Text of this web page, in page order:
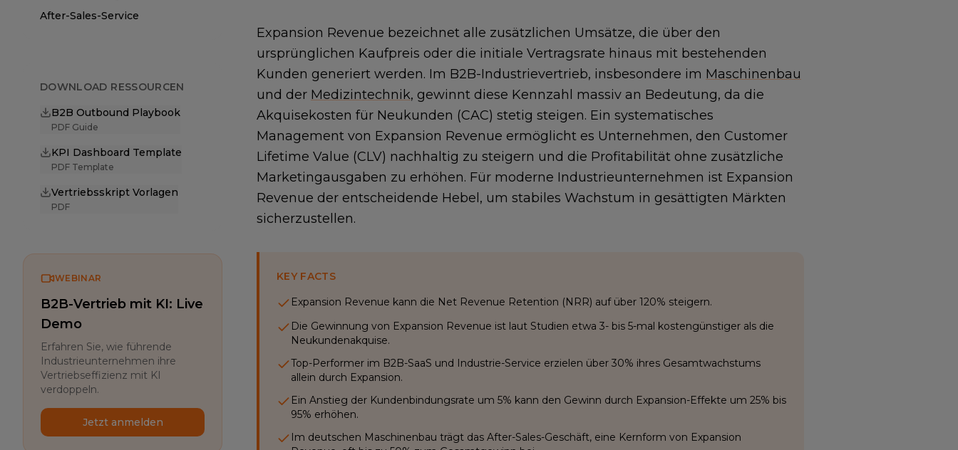
After-Sales-Service
DOWNLOAD RESSOURCEN
B2B Outbound Playbook
PDF Guide
KPI Dashboard Template
PDF Template
Vertriebsskript Vorlagen
PDF
WEBINAR
B2B-Vertrieb mit KI: Live
Demo
Erfahren Sie, wie führende
Industrieunternehmen ihre
Vertriebseffizienz mit KI
verdoppeln.
Jetzt anmelden
Expansion Revenue bezeichnet alle zusätzlichen Umsätze, die über den
ursprünglichen Kaufpreis oder die initiale Vertragsrate hinaus mit bestehenden
Kunden generiert werden. Im B2B-Industrievertrieb, insbesondere im Maschinenbau
und der Medizintechnik, gewinnt diese Kennzahl massiv an Bedeutung, da die
Akquisekosten für Neukunden (CAC) stetig steigen. Ein systematisches
Management von Expansion Revenue ermöglicht es Unternehmen, den Customer
Lifetime Value (CLV) nachhaltig zu steigern und die Profitabilität ohne zusätzliche
Marketingausgaben zu erhöhen. Für moderne Industrieunternehmen ist Expansion
Revenue der entscheidende Hebel, um stabiles Wachstum in gesättigten Märkten
sicherzustellen.
KEY FACTS
Expansion Revenue kann die Net Revenue Retention (NRR) auf über 120% steigern.
Die Gewinnung von Expansion Revenue ist laut Studien etwa 3- bis 5-mal kostengünstiger als die
Neukundenakquise.
Top-Performer im B2B-SaaS und Industrie-Service erzielen über 30% ihres Gesamtwachstums
allein durch Expansion.
Ein Anstieg der Kundenbindungsrate um 5% kann den Gewinn durch Expansion-Effekte um 25% bis
95% erhöhen.
Im deutschen Maschinenbau trägt das After-Sales-Geschäft, eine Kernform von Expansion